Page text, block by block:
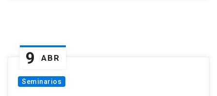
9 ABR
Seminarios